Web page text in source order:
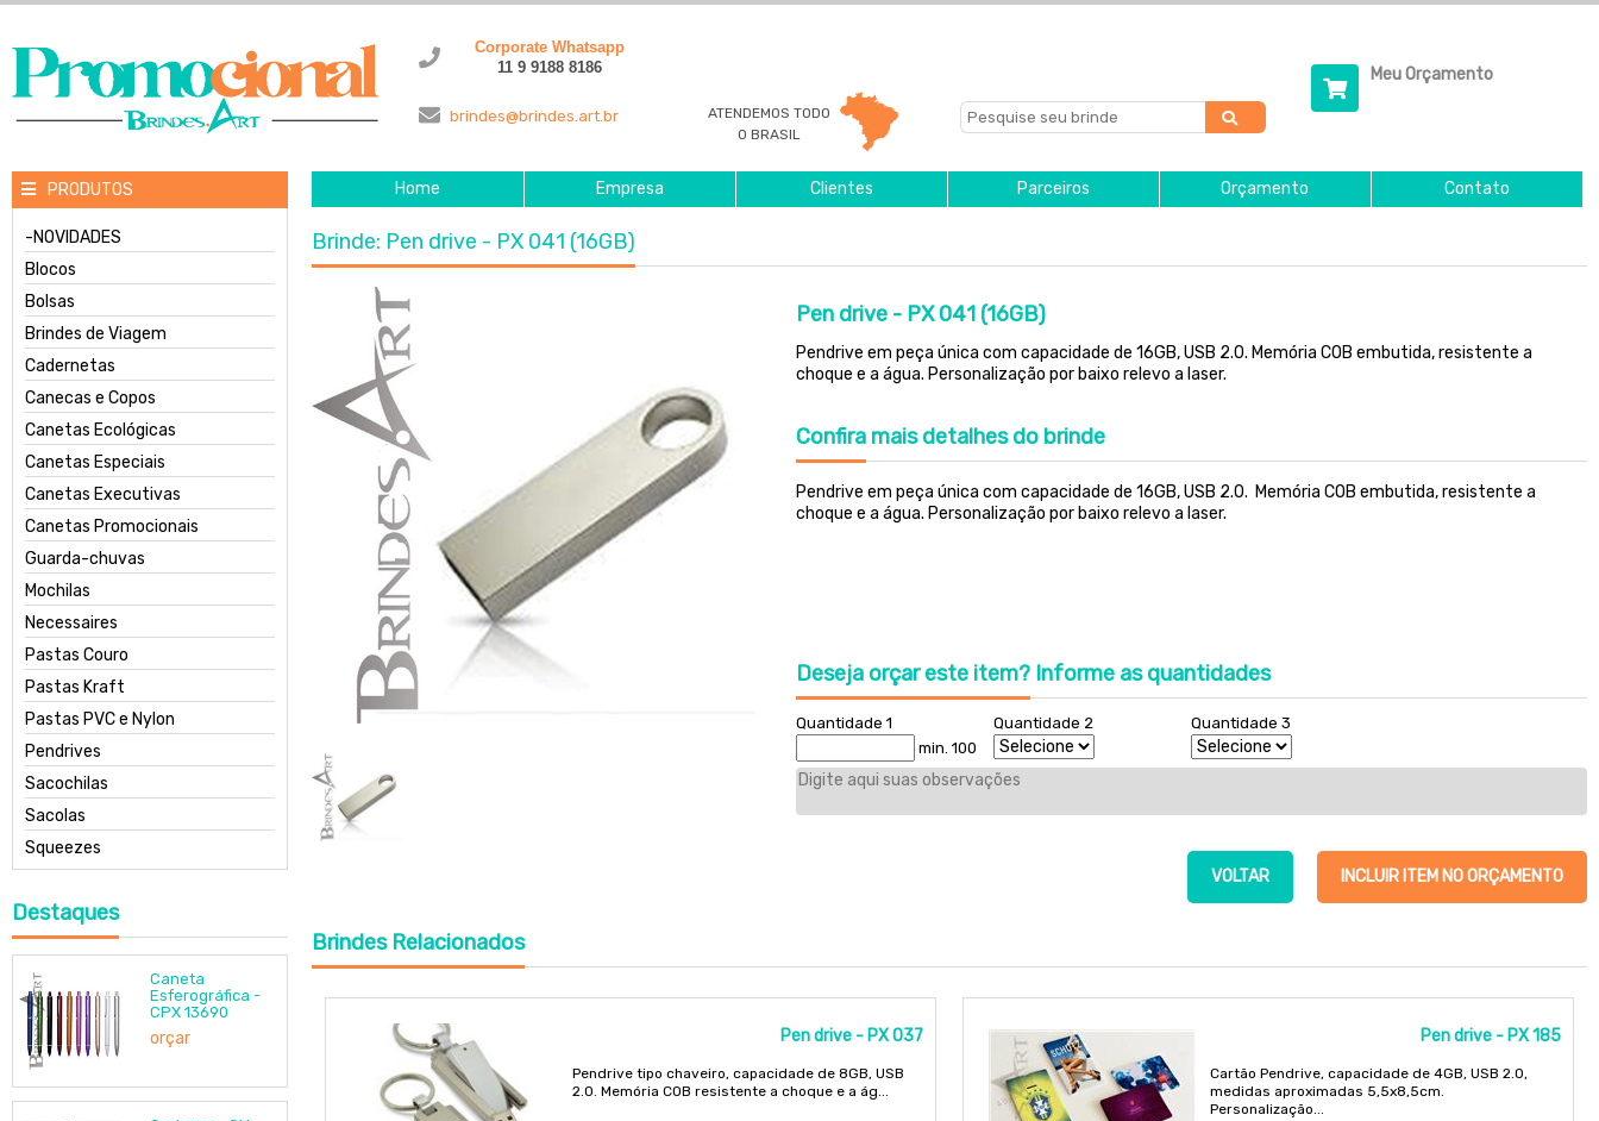
Corporate Whatsapp
11 9 9188 8186
brindes@brindes.art.br
ATENDEMOS TODO
O BRASIL
Meu Orçamento
PRODUTOS
-NOVIDADES
Blocos
Bolsas
Brindes de Viagem
Cadernetas
Canecas e Copos
Canetas Ecológicas
Canetas Especiais
Canetas Executivas
Canetas Promocionais
Guarda-chuvas
Mochilas
Necessaires
Pastas Couro
Pastas Kraft
Pastas PVC e Nylon
Pendrives
Sacochilas
Sacolas
Squeezes
Destaques
Caneta
Esferográfica -
CPX 13690
orçar
Home Empresa Clientes Parceiros Orçamento Contato
Brinde: Pen drive - PX 041 (16GB)
Pen drive - PX 041 (16GB)
Pendrive em peça única com capacidade de 16GB, USB 2.0. Memória COB embutida, resistente a
choque e a água. Personalização por baixo relevo a laser.
Confiramais detalhes do brinde
Pendrive em peça única com capacidade de 16GB, USB 2.0. Memória COB embutida, resistente a
choque e a água. Personalização por baixo relevo a laser.
Deseja orçar este item?Informe as quantidades
Quantidade 1
min. 100
Quantidade 2 Quantidade 3
INCLUIR ITEM NO ORÇAMENTO
VOLTAR
BrindesRelacionados
Pen drive - PX 037
Pendrive tipo chaveiro, capacidade de 8GB, USB
2.0. Memória COB resistente a choque e a ág...
Pen drive - PX 185
Cartão Pendrive, capacidade de 4GB, USB 2.0,
medidas aproximadas 5,5x8,5cm.
Personalização...